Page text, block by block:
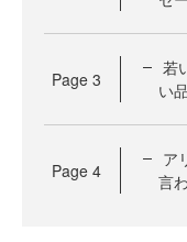
Page 3
若
い
Page 4
ア
言